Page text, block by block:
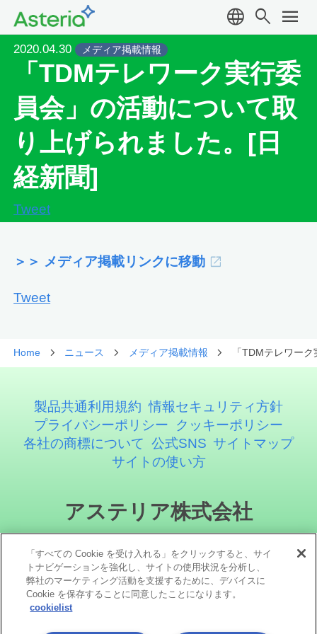
language search menu
2020.04.30 メディア掲載情報
「TDMテレワーク実行委
員会」の活動について取
り上げられました。[日
経新聞]
Tweet
＞＞ メディア掲載リンクに移動
Tweet
Home ニュース メディア掲載情報 「TDMテレワー
製品共通利用規約 情報セキュリティ方針
プライバシーポリシー
クッキーポリシー
各社の商標について 公式SNS サイトマップ
サイトの使い方
アステリア株式会社
「すべての Cookie を受け入れる」をクリックすると、サイ
トナビゲーションを強化し、サイトの使用状況を分析し、
弊社のマーケティング活動を支援するために、デバイスに
Cookie を保存することに同意したことになります。
cookielist